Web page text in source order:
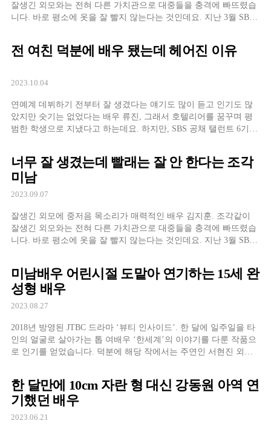
잘생긴 외모와는 전혀 다른 가치관으로 대중들을 충격에 빠뜨렸습
니다. 바로 평소에 옷을 잘 빨지 않는다는 것인데요. 지난 3월 SBS
한다는 김지훈. 아무래도 세탁을 하면 옷이 좀 망가지기 때문에
전 여친 덕분에 배우 됐는데 헤어진 이유
2023.10.04
연예계 데뷔하기 전부터 잘 생겼다는 얘기도 많이 듣고 인기도 많
았지만 숫기는 없었다는 배우 류진, 그래서 호텔리어를 꿈꾸며 평
범한 학생으로 지냈다고 하는데요. 하지만, SBS 공채 탤런트 6기에
습니다. 아나운서 지망생이었던 그의 여자친구, SBS 본사에 갔다가
옆에서 탤런트 공채 접수도 […]
너무 잘 생겼는데 빨래는 잘 안 한다는 조각
미남
2023.09.07
잘생긴 외모에 중저음 목소리가 매력적인 배우 김지훈. 조각같이
잘생긴 외모와는 전혀 다른 가치관으로 대중들을 충격에 빠뜨렸습
니다. 바로 평소에 옷을 잘 빨지 않는다는 것인데요. 지난 3월 SBS
미남배우 어린시절 도맡아 연기하는 15세 완
성형 배우
2023.08.27
2018년 방영된 JTBC 드라마 ‘뷰티 인사이드’. 한 달에 일주일을 타
인의 얼굴로 살아가는 톱 여배우 ‘한세계’의 이야기를 다룬 작품으
로 인기를 얻었습니다. 덕분에 해당 작에서는 주연인 서현진 외에
큰 화제가 되기도 했죠. 당시 문우진은 10살 밖에 되지 않았지만, 마
치 모습만 바뀐 서현진의 모습인 […]
한 달만에 10cm 자란 형 대신 강동원 아역 연
기했던 배우
2023.06.21